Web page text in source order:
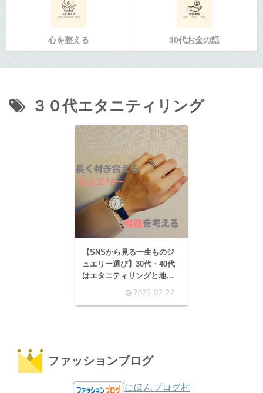
心を整える 30代お金の話
３０代エタニティリング
【SNSから見る一生ものジ
ュエリー選び】30代・40代
はエタニティリングと地金
2022.02.22
ファッションブログ
にほんブログ村